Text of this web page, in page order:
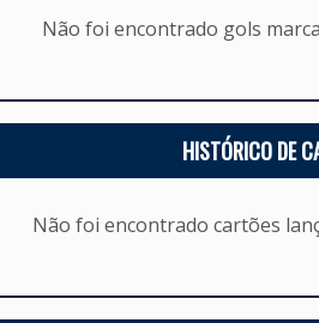
Não foi encontrado gols
HISTÓRICO DE
Não foi encontrado cartões